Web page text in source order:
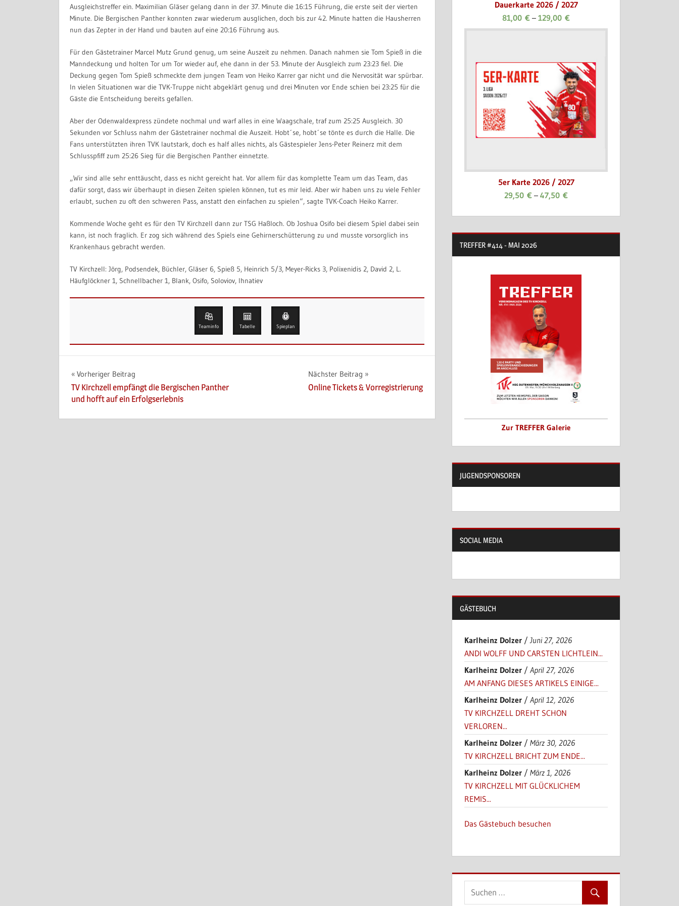
Ausgleichstreffer ein. Maximilian Gläser gelang dann in der 37. Minute die 16:15 Führung, die erste seit der vierten
Minute. Die Bergischen Panther konnten zwar wiederum ausglichen, doch bis zur 42. Minute hatten die Hausherren
nun das Zepter in der Hand und bauten auf eine 20:16 Führung aus.
Für den Gästetrainer Marcel Mutz Grund genug, um seine Auszeit zu nehmen. Danach nahmen sie Tom Spieß in die
Manndeckung und holten Tor um Tor wieder auf, ehe dann in der 53. Minute der Ausgleich zum 23:23 fiel. Die
Deckung gegen Tom Spieß schmeckte dem jungen Team von Heiko Karrer gar nicht und die Nervosität war spürbar.
In vielen Situationen war die TVK-Truppe nicht abgeklärt genug und drei Minuten vor Ende schien bei 23:25 für die
Gäste die Entscheidung bereits gefallen.
Aber der Odenwaldexpress zündete nochmal und warf alles in eine Waagschale, traf zum 25:25 Ausgleich. 30
Sekunden vor Schluss nahm der Gästetrainer nochmal die Auszeit. Hobt´se, hobt´se tönte es durch die Halle. Die
Fans unterstützten ihren TVK lautstark, doch es half alles nichts, als Gästespieler Jens-Peter Reinerz mit dem
Schlusspfiff zum 25:26 Sieg für die Bergischen Panther einnetzte.
„Wir sind alle sehr enttäuscht, dass es nicht gereicht hat. Vor allem für das komplette Team um das Team, das
dafür sorgt, dass wir überhaupt in diesen Zeiten spielen können, tut es mir leid. Aber wir haben uns zu viele Fehler
erlaubt, suchen zu oft den schweren Pass, anstatt den einfachen zu spielen“, sagte TVK-Coach Heiko Karrer.
Kommende Woche geht es für den TV Kirchzell dann zur TSG Haßloch. Ob Joshua Osifo bei diesem Spiel dabei sein
kann, ist noch fraglich. Er zog sich während des Spiels eine Gehirnerschütterung zu und musste vorsorglich ins
Krankenhaus gebracht werden.
TV Kirchzell: Jörg, Podsendek, Büchler, Gläser 6, Spieß 5, Heinrich 5/3, Meyer-Ricks 3, Polixenidis 2, David 2, L.
Häufglöckner 1, Schnellbacher 1, Blank, Osifo, Soloviov, Ihnatiev
Teaminfo Tabelle Spieplan
Beitragsnavigation
Vorheriger Beitrag
TV Kirchzell empfängt die Bergischen Panther
und hofft auf ein Erfolgserlebnis
Nächster Beitrag
Online Tickets & Vorregistrierung
Dauerkarte 2026 / 2027
81,00€ –129,00€
5er Karte 2026 / 2027
29,50€ –47,50€
TREFFER #414 - MAI 2026
Zur TREFFER Galerie
JUGENDSPONSOREN
SOCIAL MEDIA
GÄSTEBUCH
Karlheinz Dolzer / Juni 27, 2026
ANDI WOLFF UND CARSTEN LICHTLEIN...
Karlheinz Dolzer /April 27, 2026
AM ANFANG DIESES ARTIKELS EINIGE...
Karlheinz Dolzer /April 12, 2026
TV KIRCHZELL DREHT SCHON
VERLOREN...
Karlheinz Dolzer /März 30, 2026
TV KIRCHZELL BRICHT ZUM ENDE...
Karlheinz Dolzer /März 1, 2026
TV KIRCHZELL MIT GLÜCKLICHEM
REMIS...
Das Gästebuch besuchen